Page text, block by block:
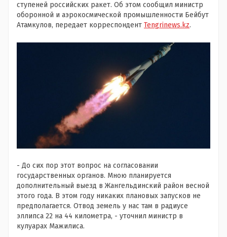
ступеней российских ракет. Об этом сообщил министр
оборонной и аэрокосмической промышленности Бейбут
Атамкулов, передает корреспондент Tengrinews.kz.
- До сих пор этот вопрос на согласовании
государственных органов. Мною планируется
дополнительный выезд в Жангельдинский район весной
этого года. В этом году никаких плановых запусков не
предполагается. Отвод земель у нас там в радиусе
эллипса 22 на 44 километра, - уточнил министр в
кулуарах Мажилиса.